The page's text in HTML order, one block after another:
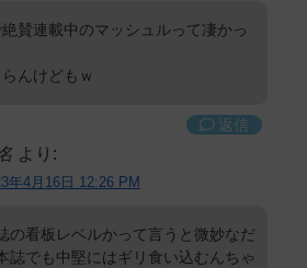
賛連載中のマッシュルって凄かっ
んけどもｗ
返信
より:
年4月16日 12:26 PM
の看板レベルかって言うと微妙なだ
誌でも中堅にはギリ食い込むんちゃ